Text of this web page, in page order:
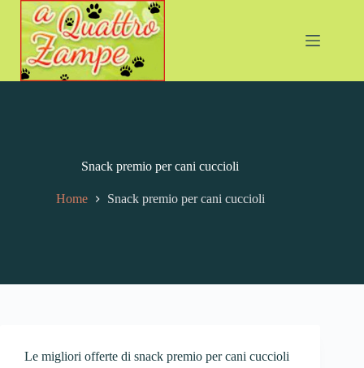
Snack premio per cani cuccioli
Home Snack premio per cani cuccioli
Le migliori offerte di snack premio per cani cuccioli